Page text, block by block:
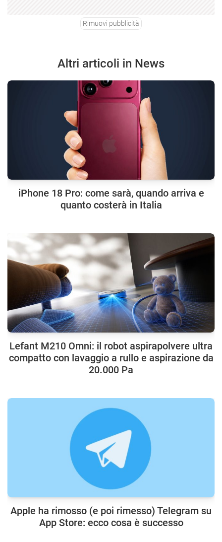
Rimuovi pubblicità
Altri articoli in News
iPhone 18 Pro: come sarà, quando arriva e
quanto costerà in Italia
Lefant M210 Omni: il robot aspirapolvere ultra
compatto con lavaggio a rullo e aspirazione da
20.000 Pa
Apple ha rimosso (e poi rimesso) Telegram su
App Store: ecco cosa è successo